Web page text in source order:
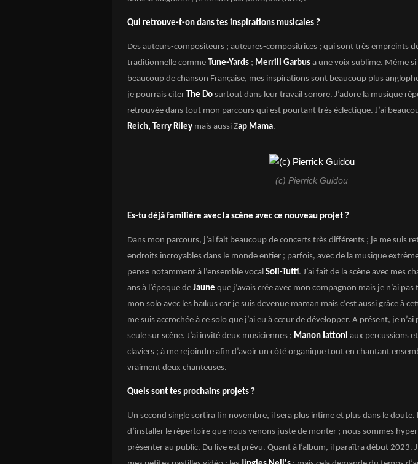
Qui retrouve-t-on dans tes inspirations musicales ?
Des auteurs-compositeurs ; auteures-compositrices ; qui sont très empreints
traditionnelle comme Tune-Yards ; Merrill Garbus a une voix sublime. Même si
beaucoup de chanson Française, mes inspirations sont beaucoup plus
je pourrais citer The Do surtout dans leur travail sonore. J’adore la musique
retrouvée dans tout mon parcours qui est pourtant très éclectique. J’ai
Reich, Terry Riley mais aussi Zap Mama.
(c) Pierrick Guidou
Es-tu déjà familière avec la scène avec ce nouveau projet ?
Dans mon parcours, j’ai fait beaucoup de concerts très différents ; je me suis
endroits incroyables dans le monde entier ; parfois, avec de la musique
pense notamment à l’ensemble vocal Soli-Tutti. J’ai fait de la scène avec mes
ans à l’époque de Jaune que j’avais crée avec mon compagnon mais je n’ai
mon solo avec les haïkus car je suis devenue maman mais c’est aussi grâce à
me suis accrochée à ce solo que j’ai eu à cœur de développer. A présent, je n’ai
seule sur scène. J’ai invité deux musiciennes ; Manon Iattoni aux percussions et
claviers ; à me rejoindre afin d’avoir un côté organique tout en chantant
vraiment deux chanteuses.
Quels sont tes prochains projets ?
Un second single sortira fin novembre, il sera plus intime et plus dans le doute.
d’installer le répertoire que nous venons juste de monter ; nous sommes
présenter au public. Du live est prévu. Quant à l’album, il paraîtra début 2023.